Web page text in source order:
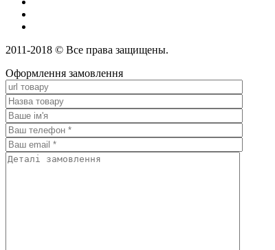
2011-2018 © Все права защищены.
Оформлення замовлення